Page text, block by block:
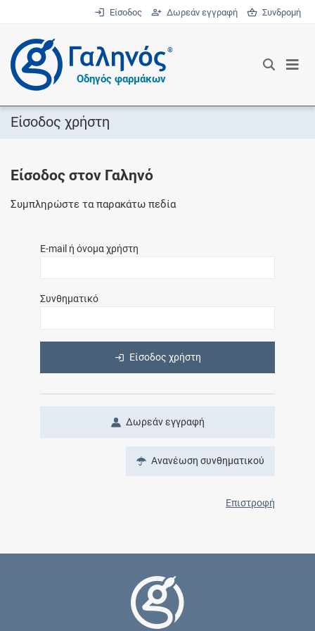
Είσοδος Δωρεάν εγγραφή Συνδρομή
®
Οδηγός φαρμάκων
Είσοδος χρήστη
Είσοδος στον Γαληνό
Συμπληρώστε τα παρακάτω πεδία
E-mail ή όνομα χρήστη
Συνθηματικό
Είσοδος χρήστη
Δωρεάν εγγραφή
Ανανέωση συνθηματικού
Επιστροφή